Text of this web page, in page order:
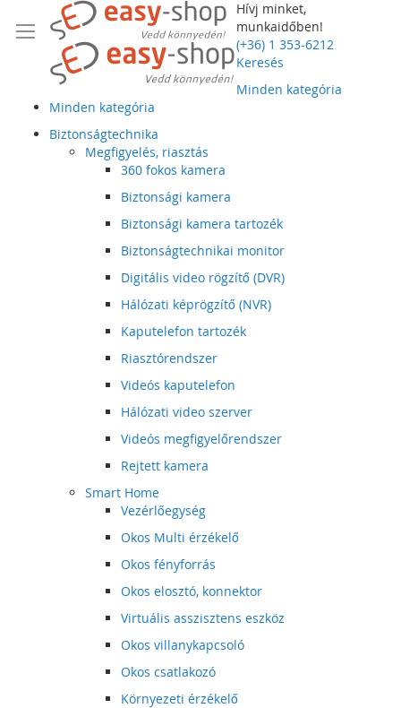
Hívj minket,
munkaidőben!
(+36) 1 353-6212
Keresés
Minden kategória
Minden kategória
Biztonságtechnika
Megfigyelés, riasztás
360 fokos kamera
Biztonsági kamera
Biztonsági kamera tartozék
Biztonságtechnikai monitor
Digitális video rögzítő (DVR)
Hálózati képrögzítő (NVR)
Kaputelefon tartozék
Riasztórendszer
Videós kaputelefon
Hálózati video szerver
Videós megfigyelőrendszer
Rejtett kamera
Smart Home
Vezérlőegység
Okos Multi érzékelő
Okos fényforrás
Okos elosztó, konnektor
Virtuális asszisztens eszköz
Okos villanykapcsoló
Okos csatlakozó
Környezeti érzékelő